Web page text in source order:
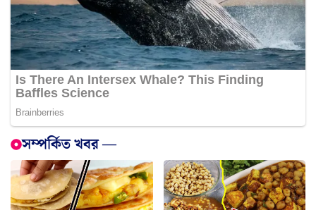
সম্পর্কিত খবর —